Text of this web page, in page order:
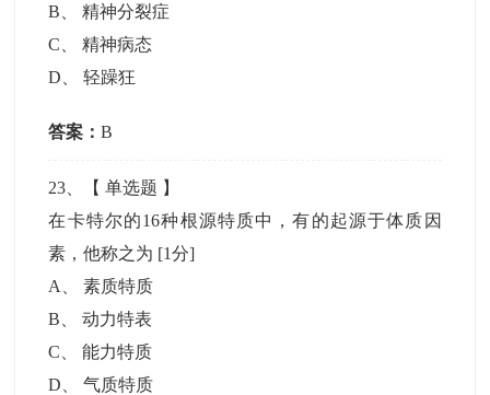
B 、精神分裂症
C 、精神病态
D 、轻躁狂
答案：B
23 、【单选题 】
在卡特尔的16种根源特质中，有的起源于体质因
素，他称之为 [1分]
A
、素质特质
B 、动力特表
C 、能力特质
D 、气质特质